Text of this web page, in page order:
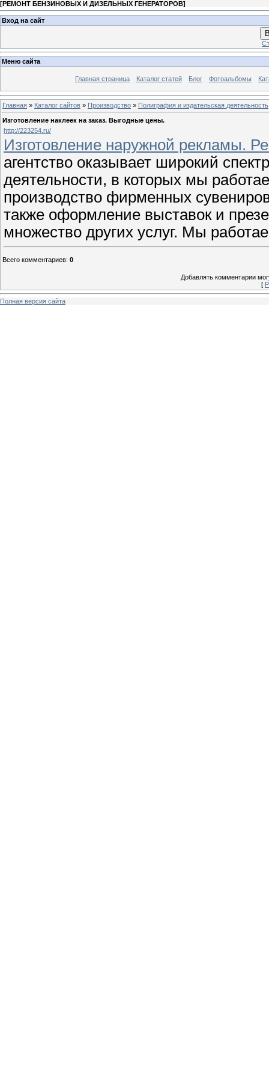
[РЕМОНТ БЕНЗИНОВЫХ И ДИЗЕЛЬНЫХ ГЕНЕРАТОРОВ]
Вход на сайт
Меню сайта
Главная страница Каталог статей Блог Фотоальбомы
Главная » Каталог сайтов » Производство » Полиграфия и издательская деятельность
Изготовление наклеек на заказ. Выгодные цены.
http://223254.ru/
Изготовление наружной рекламы.
агентство оказывает широкий
деятельности, в которых мы
производство фирменных
также оформление выставок и
множество других услуг. Мы
Всего комментариев: 0
Добавлять комментарии
[
Полная версия сайта